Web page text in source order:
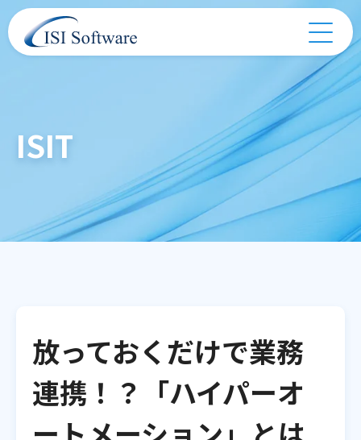
ISIT
放っておくだけで業務
連携！？「ハイパーオ